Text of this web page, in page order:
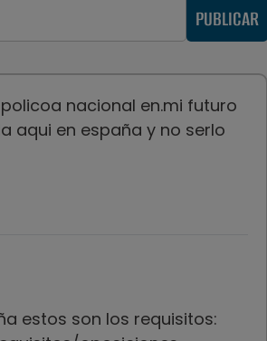
PUBLICAR
nacional en.mi futuro
aqui en españa y no serlo
estos son los requisitos: